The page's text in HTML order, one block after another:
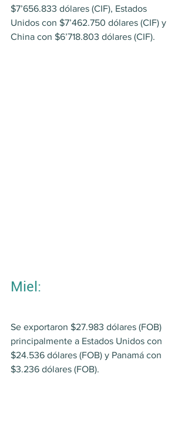
$7’656.833 dólares (CIF), Estados
Unidos con $7’462.750 dólares (CIF) y
China con $6’718.803 dólares (CIF).
Miel:
Se exportaron $27.983 dólares (FOB)
principalmente a Estados Unidos con
$24.536 dólares (FOB) y Panamá con
$3.236 dólares (FOB).